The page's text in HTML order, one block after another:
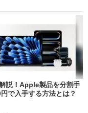
説！Apple製品を分割手
で入手する方法とは？